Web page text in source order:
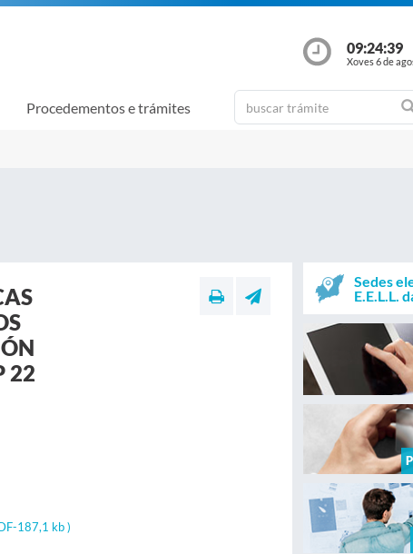
09:24:39
Xoves 6 de
Procedementos e trámites
22
187,1 kb )
Sedes
E.E.L.L.